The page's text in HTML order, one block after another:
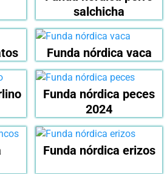
salchicha
Funda nórdica vaca
Funda nórdica peces
2024
Funda nórdica erizos